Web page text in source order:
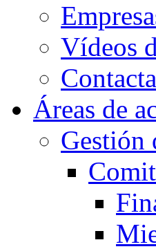
Vídeos
Áreas de
Gestión